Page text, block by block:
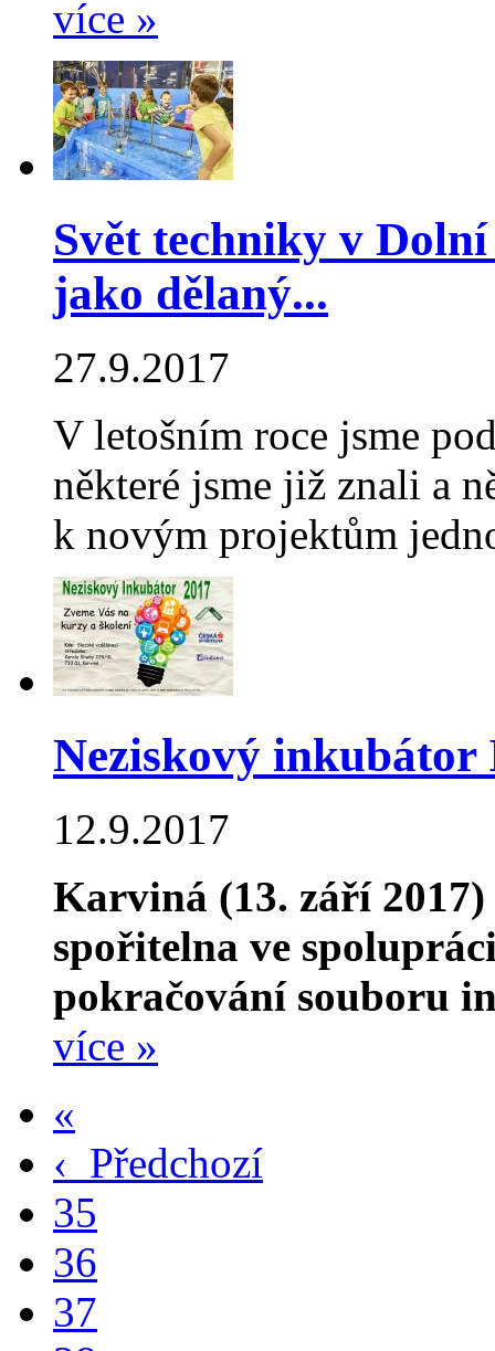
více »
Svět techniky v
jako dělaný...
27.9.2017
V letošním roce jsme
některé jsme již znali a
k novým projektům
Neziskový
12.9.2017
Karviná (13. září 2017)
spořitelna ve
pokračování souboru
více »
«
‹ Předchozí
35
36
37